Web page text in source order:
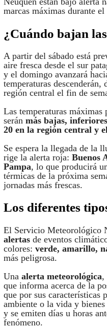
marcas máximas durante
¿Cuándo bajan
A partir del sábado está
aire fresca desde el sur
y el domingo avanzará
temperaturas
región central el fin de
Las temperaturas
serán más bajas,
20 en la región central y
Se espera la llegada de la
rige la alerta roja: Buenos
Pampa, lo que producirá
térmicas de la próxima
jornadas más frescas.
Los diferentes
El Servicio Meteorológico
alertas de eventos
colores: verde, amarillo,
más peligrosa.
Una alerta meteorológica,
que informa acerca de la
que por sus características
ambiente o la vida y
y se emiten días u horas
fenómeno.